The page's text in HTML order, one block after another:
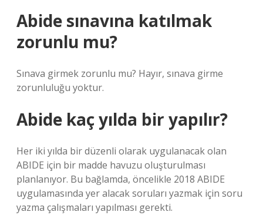
Abide sınavına katılmak
zorunlu mu?
Sınava girmek zorunlu mu? Hayır, sınava girme
zorunluluğu yoktur.
Abide kaç yılda bir yapılır?
Her iki yılda bir düzenli olarak uygulanacak olan
ABIDE için bir madde havuzu oluşturulması
planlanıyor. Bu bağlamda, öncelikle 2018 ABIDE
uygulamasında yer alacak soruları yazmak için soru
yazma çalışmaları yapılması gerekti.